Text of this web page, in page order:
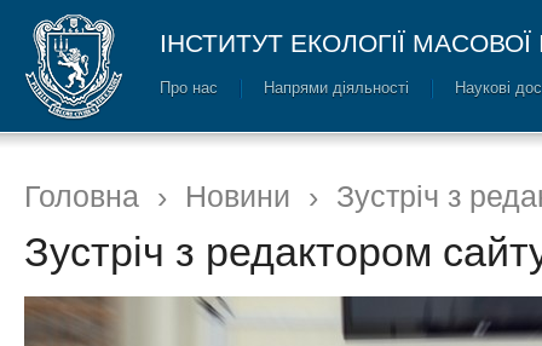
ІНСТИТУТ ЕКОЛОГІЇ МАСОВОЇ
Про нас Напрями діяльності Наукові
Головна › Новини › Зустріч з
Зустріч з редактором